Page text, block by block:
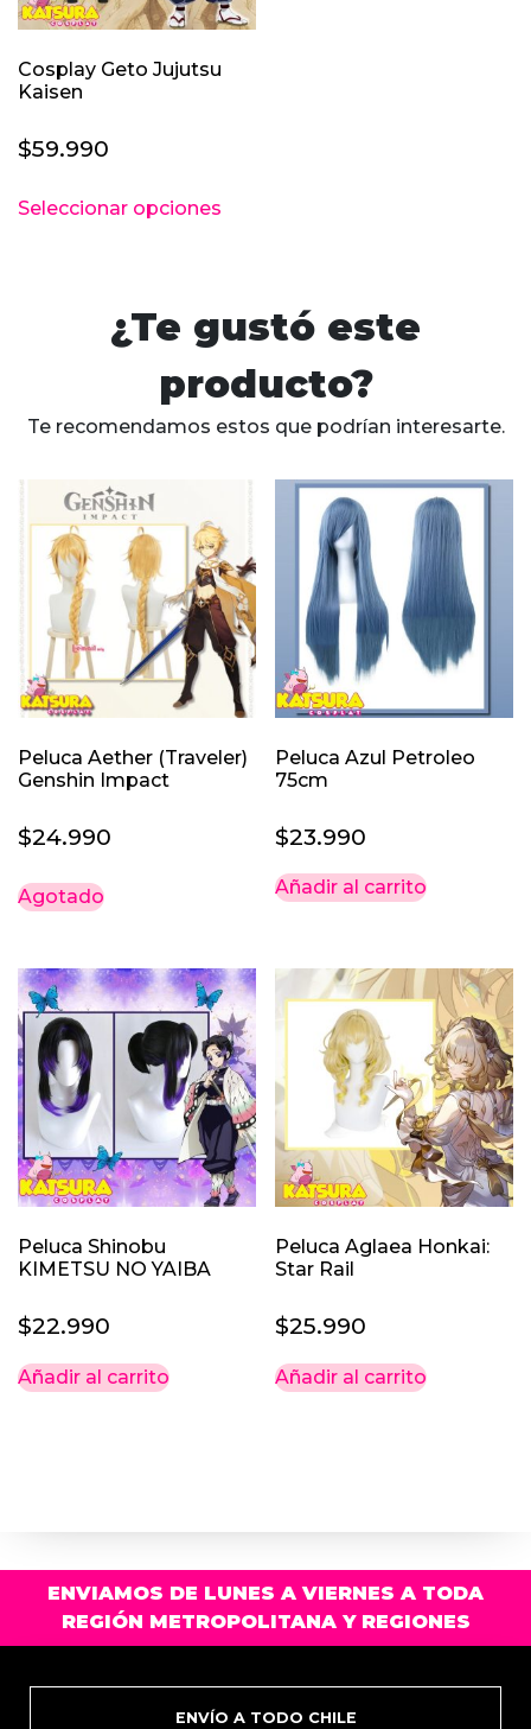
Cosplay Geto Jujutsu
Kaisen
$59.990
Seleccionar opciones
Las
se
pueden
página
de
producto
¿Te gustó este
producto?
Te recomendamos estos que podrían interesarte.
Peluca Aether (Traveler)
Genshin Impact
$24.990
Agotado
Peluca Azul Petroleo
75cm
$23.990
Añadir al carrito
Peluca Shinobu
KIMETSU NO YAIBA
$22.990
Añadir al carrito
Peluca Aglaea Honkai:
Star Rail
$25.990
Añadir al carrito
ENVIAMOS DE LUNES A VIERNES A TODA
REGIÓN METROPOLITANA Y REGIONES
ENVÍO A TODO CHILE